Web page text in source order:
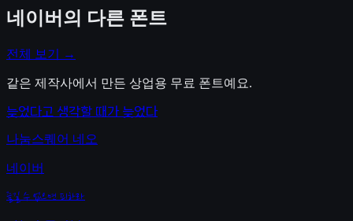
네이버 의 다른 폰트
전체 보기 →
같은 제작사에서 만든 상업용 무료 폰트예요.
늦었다고 생각할 때가 늦었다
나눔스퀘어 네오
네이버
즐길 수 없으면 피하라